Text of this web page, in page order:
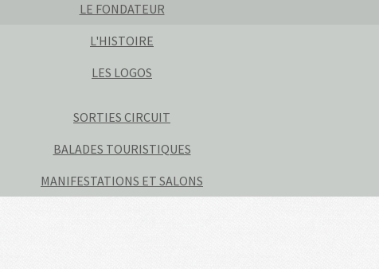
LE FONDATEUR
L'HISTOIRE
LES LOGOS
SORTIES CIRCUIT
BALADES TOURISTIQUES
MANIFESTATIONS ET SALONS